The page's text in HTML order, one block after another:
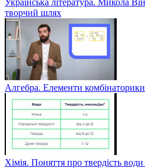
творчий шлях
Алгебра. Елементи
Хімія. Поняття про твердість